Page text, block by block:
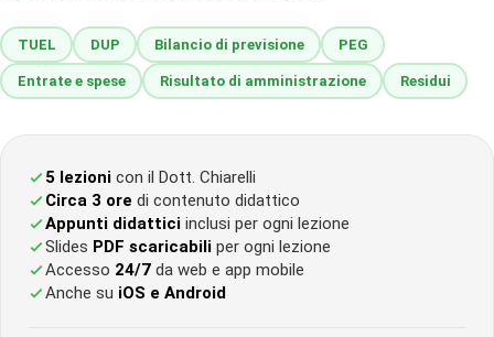
TUEL DUP Bilancio di previsione PEG
Entrate e spese Risultato di amministrazione Residui
5 lezioni con il Dott. Chiarelli
Circa 3 ore di contenuto didattico
Appunti didattici inclusi per ogni lezione
Slides PDF scaricabili per ogni lezione
Accesso 24/7 da web e app mobile
Anche su iOS e Android